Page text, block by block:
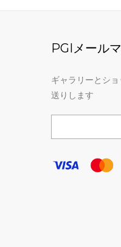
PGIメール
ギャラリーとシ
送りします